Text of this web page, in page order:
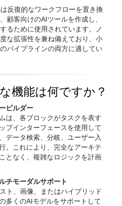
反復的なワークフローを置き換
顧客向けのAIツールを作成し、
るために使用されています。ノ
な拡張性を兼ね備えており、小
パイプラインの両方に適してい
機能は何ですか？
ビルダー
は、各ブロックがタスクを表す
プインターフェースを使用して
データ検索、分岐、ユーザー入
。これにより、完全なアーキテ
となく、複雑なロジックを計画
チモーダルサポート
ト、画像、またはハイブリッド
多くのAIモデルをサポートして